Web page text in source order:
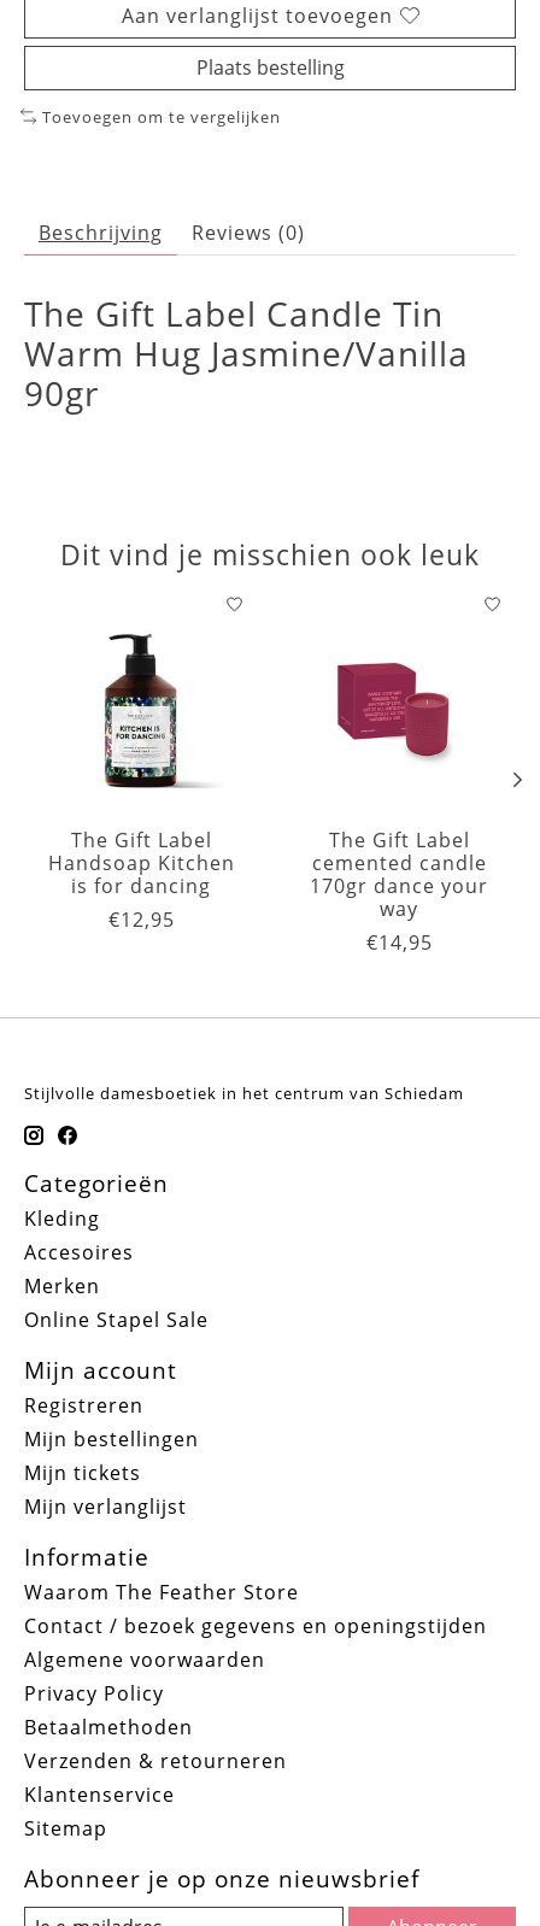
Aan verlanglijst toevoegen
Plaats bestelling
Toevoegen om te vergelijken
Beschrijving Reviews (0)
The Gift Label Candle Tin
Warm Hug Jasmine/Vanilla
90gr
Dit vind je misschien ook leuk
Items van productcarrousel
The Gift Label
Handsoap Kitchen
is for dancing
€12,95
The Gift Label
cemented candle
170gr dance your
way
€14,95
Stijlvolle damesboetiek in het centrum van Schiedam
Categorieën
Kleding
Accesoires
Merken
Online Stapel Sale
Mijn account
Registreren
Mijn bestellingen
Mijn tickets
Mijn verlanglijst
Informatie
Waarom The Feather Store
Contact / bezoek gegevens en openingstijden
Algemene voorwaarden
Privacy Policy
Betaalmethoden
Verzenden & retourneren
Klantenservice
Sitemap
Abonneer je op onze nieuwsbrief